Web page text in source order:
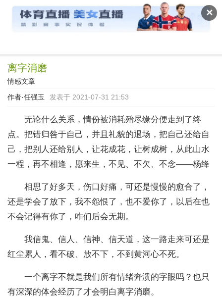
✕
读文斋
离字消磨
情感文章
作者·任强玉 发表于 2021-07-31 21:53
无论什么关系，情份被消耗殆尽缘分便走到了终
点。把错归咎于自己，并且礼貌的退场，把自己还给自
己，把别人还给别人，让花成花，让树成树，从此山水
一程，再不相逢，愿来生，不见、不欠、不念——杨绛
相思了好多天，伤口好痛，可还是慢慢的愈合了，
还是学会了放下，我不怨恨了，也不爱你了，以后在也
不会记得有你了，咋们后会无期。
我信鬼、信人、信神、信天道，这一路走来可还是
红尘累人，看不破、放不下，不到黄河心不死。
一个离字不就是我们所有情绪奔溃的字眼吗？也只
有深深的体会经历了才会明白离字消磨。